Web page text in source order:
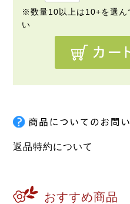
返品特約について
おすすめ商品